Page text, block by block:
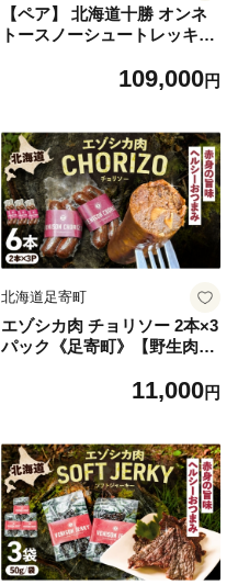
【ペア】 北海道十勝 オンネ
トースノーシュートレッキン
【Slow Travel HOKKAIDO】
び 旅行 オンネトー [BEAY00
3]
109,000円
北海道足寄町
エゾシカ肉 チョリソー 2本×3
パック《足寄町》【野生肉専
道産 エゾシカ 肉 えぞ鹿肉 シ
冷凍 あしょろ 11000 11000円
[BEBE005]
11,000円